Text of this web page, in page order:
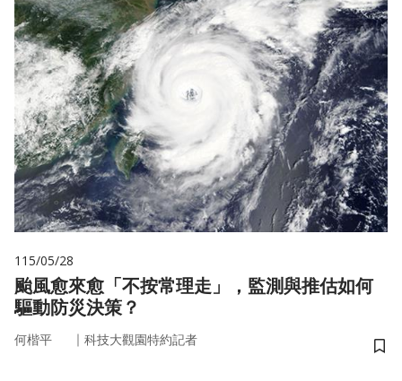
115/05/28
颱風愈來愈「不按常理走」，監測與推估如何
驅動防災決策？
何楷平 ｜ 科技大觀園特約記者
儲